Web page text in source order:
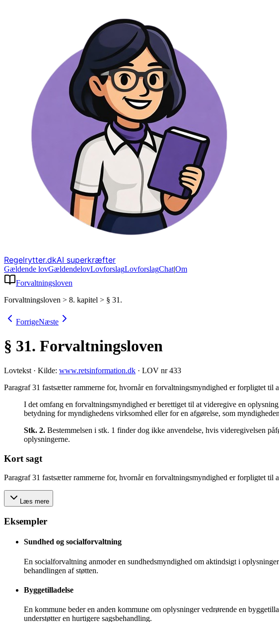
Regelrytter.dkAI superkræfter
Gældende lovGældendelovLovforslagLovforslagChat|Om
Forvaltningsloven
Forvaltningsloven > 8. kapitel > § 31.
ForrigeNæste
§ 31. Forvaltningsloven
Lovtekst · Kilde: www.retsinformation.dk · LOV nr 433
Paragraf 31 fastsætter rammerne for, hvornår en forvaltningsmyndighed er forpligtet til
I det omfang en forvaltningsmyndighed er berettiget til at videregive en
betydning for myndighedens virksomhed eller for en afgørelse, som
Stk. 2. Bestemmelsen i stk. 1 finder dog ikke anvendelse, hvis videregivelsen
oplysningerne.
Kort sagt
Paragraf 31 fastsætter rammerne for, hvornår en forvaltningsmyndighed er forpligtet
Læs mere
Eksempler
Sundhed og socialforvaltning
En socialforvaltning anmoder en sundhedsmyndighed om aktindsigt i
behandlingen af støtten.
Byggetilladelse
En kommune beder en anden kommune om oplysninger vedrørende en
understøtter en hurtigere sagsbehandling.